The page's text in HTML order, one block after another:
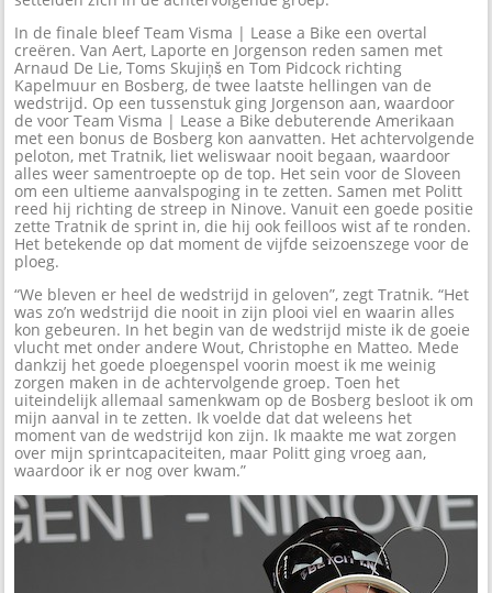
In de finale bleef Team Visma | Lease a Bike een overtal
creëren. Van Aert, Laporte en Jorgenson reden samen met
Arnaud De Lie, Toms Skujiņš en Tom Pidcock richting
Kapelmuur en Bosberg, de twee laatste hellingen van de
wedstrijd. Op een tussenstuk ging Jorgenson aan, waardoor
de voor Team Visma | Lease a Bike debuterende Amerikaan
met een bonus de Bosberg kon aanvatten. Het achtervolgende
peloton, met Tratnik, liet weliswaar nooit begaan, waardoor
alles weer samentroepte op de top. Het sein voor de Sloveen
om een ultieme aanvalspoging in te zetten. Samen met Politt
reed hij richting de streep in Ninove. Vanuit een goede positie
zette Tratnik de sprint in, die hij ook feilloos wist af te ronden.
Het betekende op dat moment de vijfde seizoenszege voor de
ploeg.
“We bleven er heel de wedstrijd in geloven”, zegt Tratnik. “Het
was zo’n wedstrijd die nooit in zijn plooi viel en waarin alles
kon gebeuren. In het begin van de wedstrijd miste ik de goeie
vlucht met onder andere Wout, Christophe en Matteo. Mede
dankzij het goede ploegenspel voorin moest ik me weinig
zorgen maken in de achtervolgende groep. Toen het
uiteindelijk allemaal samenkwam op de Bosberg besloot ik om
mijn aanval in te zetten. Ik voelde dat dat weleens het
moment van de wedstrijd kon zijn. Ik maakte me wat zorgen
over mijn sprintcapaciteiten, maar Politt ging vroeg aan,
waardoor ik er nog over kwam.”